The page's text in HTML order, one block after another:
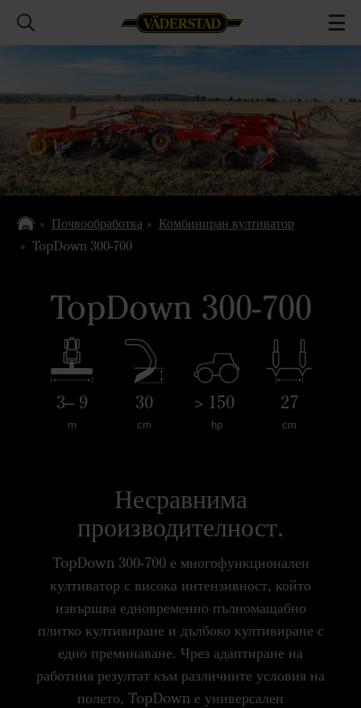
Почвообработка
Комбиниран култиватор
TopDown 300-700
TopDown 300-700
3– 9
m
30
cm
> 150
hp
27
cm
Несравнима
производителност.
TopDown 300-700 е многофункционален
култиватор с висока интензивност, който
извършва едновременно пълномащабно
плитко култивиране и дълбоко култивиране с
едно преминаване. Чрез адаптиране на
работния резултат към различните условия на
полето, TopDown е универсален